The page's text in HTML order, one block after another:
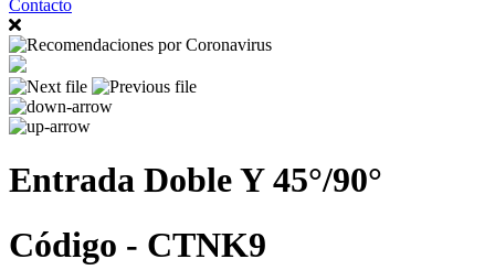
Contacto
Entrada Doble Y 45°/90°
Código - CTNK9